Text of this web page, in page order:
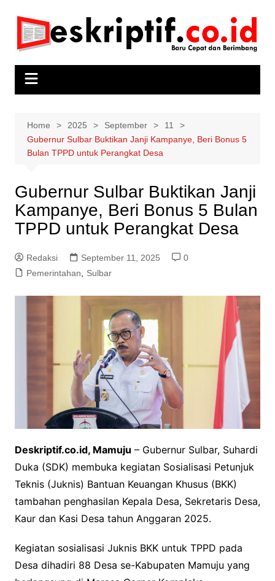
content
Home 2025 September
11
Gubernur Sulbar Buktikan Janji Kampanye, Beri Bonus 5
Bulan TPPD untuk Perangkat Desa
Gubernur Sulbar Buktikan Janji
Kampanye, Beri Bonus 5 Bulan
TPPD untuk Perangkat Desa
Redaksi September 11, 2025
0
Pemerintahan
Sulbar
Deskriptif.co.id, Mamuju – Gubernur Sulbar, Suhardi
Duka (SDK) membuka kegiatan Sosialisasi Petunjuk
Teknis (Juknis) Bantuan Keuangan Khusus (BKK)
tambahan penghasilan Kepala Desa, Sekretaris Desa,
Kaur dan Kasi Desa tahun Anggaran 2025.
Kegiatan sosialisasi Juknis BKK untuk TPPD pada
Desa dihadiri 88 Desa se-Kabupaten Mamuju yang